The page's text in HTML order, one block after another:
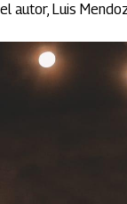
el autor, Luis